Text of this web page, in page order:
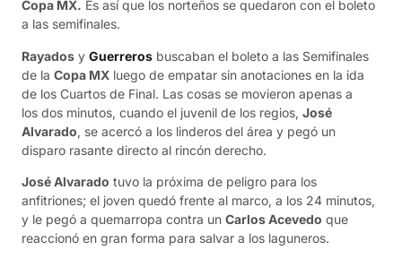
Copa MX. Es así que los norteños se quedaron con el boleto
a las semifinales.
Rayados y Guerreros buscaban el boleto a las Semifinales
de la Copa MX luego de empatar sin anotaciones en la ida
de los Cuartos de Final. Las cosas se movieron apenas a
los dos minutos, cuando el juvenil de los regios, José
Alvarado, se acercó a los linderos del área y pegó un
disparo rasante directo al rincón derecho.
José Alvarado tuvo la próxima de peligro para los
anfitriones; el joven quedó frente al marco, a los 24 minutos,
y le pegó a quemarropa contra un Carlos Acevedo que
reaccionó en gran forma para salvar a los laguneros.